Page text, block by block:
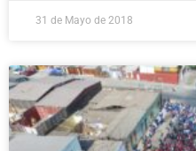
31 de Mayo de 2018